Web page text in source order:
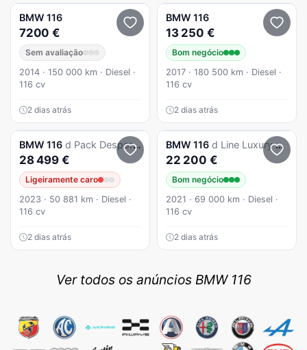
BMW 116
7200 €
Sem avaliação
2014 · 150 000 km · Diesel ·
116 cv
2 dias atrás
BMW 116
13 250 €
Bom negócio
2017 · 180 500 km · Diesel ·
116 cv
2 dias atrás
BMW 116 d Pack Desportivo M Auto
28 499 €
Ligeiramente caro
2023 · 50 881 km · Diesel ·
116 cv
2 dias atrás
BMW 116 d Line Luxury Auto
22 200 €
Bom negócio
2021 · 69 000 km · Diesel ·
116 cv
2 dias atrás
Ver todos os anúncios BMW 116